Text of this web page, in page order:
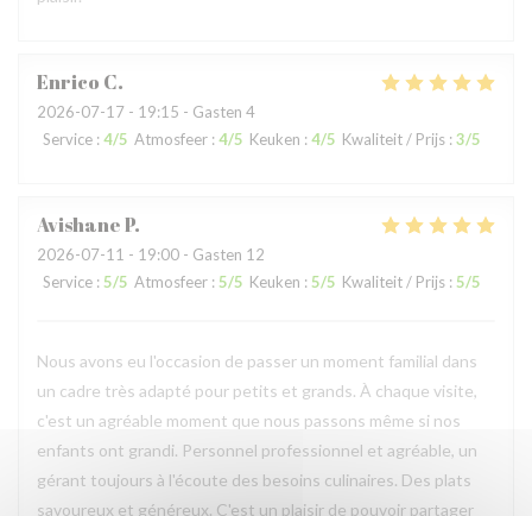
Enrico C
2026-07-17 - 19:15 - Gasten 4
Service : 4/5 Atmosfeer : 4/5 Keuken : 4/5 Kwaliteit / Prijs : 3/5
AvishaneP
2026-07-11 - 19:00 - Gasten 12
Service : 5/5 Atmosfeer : 5/5 Keuken : 5/5 Kwaliteit / Prijs : 5/5
Nous avons eu l'occasion de passer un moment familial dans
un cadre très adapté pour petits et grands. À chaque visite,
c'est un agréable moment que nous passons même si nos
enfants ont grandi. Personnel professionnel et agréable, un
gérant toujours à l'écoute des besoins culinaires. Des plats
savoureux et généreux. C'est un plaisir de pouvoir partager